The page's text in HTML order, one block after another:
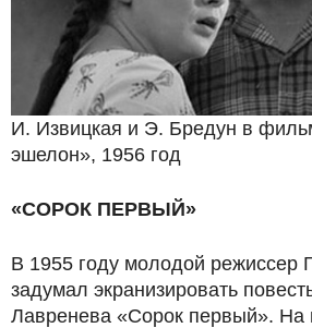
И. Извицкая и Э. Бредун в
эшелон», 1956 год
«СОРОК ПЕРВЫЙ»
В 1955 году молодой режиссер
задумал экранизировать
Лавренева «Сорок первый». На